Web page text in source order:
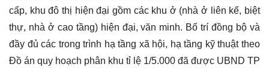
cấp, khu đô thị hiện đại gồm các khu ở (nhà ở liên kế, biệt
thự, nhà ở cao tầng) hiện đại, văn minh. Bố trí đồng bộ và
đầy đủ các trong trình hạ tầng xã hội, hạ tầng kỹ thuật theo
Đồ án quy hoạch phân khu tỉ lệ 1/5.000 đã được UBND TP